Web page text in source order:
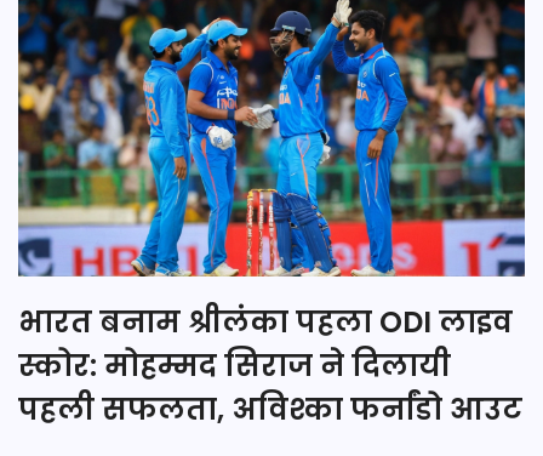
भारत बनाम श्रीलंका पहला ODI लाइव
स्कोर: मोहम्मद सिराज ने दिलायी
पहली सफलता, अविश्का फर्नांडो आउट